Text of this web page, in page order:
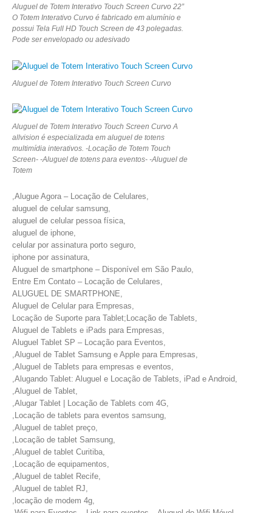
Aluguel de Totem Interativo Touch Screen Curvo 22”
O Totem Interativo Curvo é fabricado em alumínio e
possui Tela Full HD Touch Screen de 43 polegadas.
Pode ser envelopado ou adesivado
Aluguel de Totem Interativo Touch Screen Curvo
Aluguel de Totem Interativo Touch Screen Curvo A
allvision é especializada em aluguel de totens
multimídia interativos. -Locação de Totem Touch
Screen- -Aluguel de totens para eventos- -Aluguel de
Totem
,Alugue Agora – Locação de Celulares,
aluguel de celular samsung,
aluguel de celular pessoa física,
aluguel de iphone,
celular por assinatura porto seguro,
iphone por assinatura,
Aluguel de smartphone – Disponível em São Paulo,
Entre Em Contato – Locação de Celulares,
ALUGUEL DE SMARTPHONE,
Aluguel de Celular para Empresas,
Locação de Suporte para Tablet;Locação de Tablets,
Aluguel de Tablets e iPads para Empresas,
Aluguel Tablet SP – Locação para Eventos,
,Aluguel de Tablet Samsung e Apple para Empresas,
,Aluguel de Tablets para empresas e eventos,
,Alugando Tablet: Aluguel e Locação de Tablets, iPad e Android,
,Aluguel de Tablet,
,Alugar Tablet | Locação de Tablets com 4G,
,Locação de tablets para eventos samsung,
,Aluguel de tablet preço,
,Locação de tablet Samsung,
,Aluguel de tablet Curitiba,
,Locação de equipamentos,
,Aluguel de tablet Recife,
,Aluguel de tablet RJ,
,locação de modem 4g,